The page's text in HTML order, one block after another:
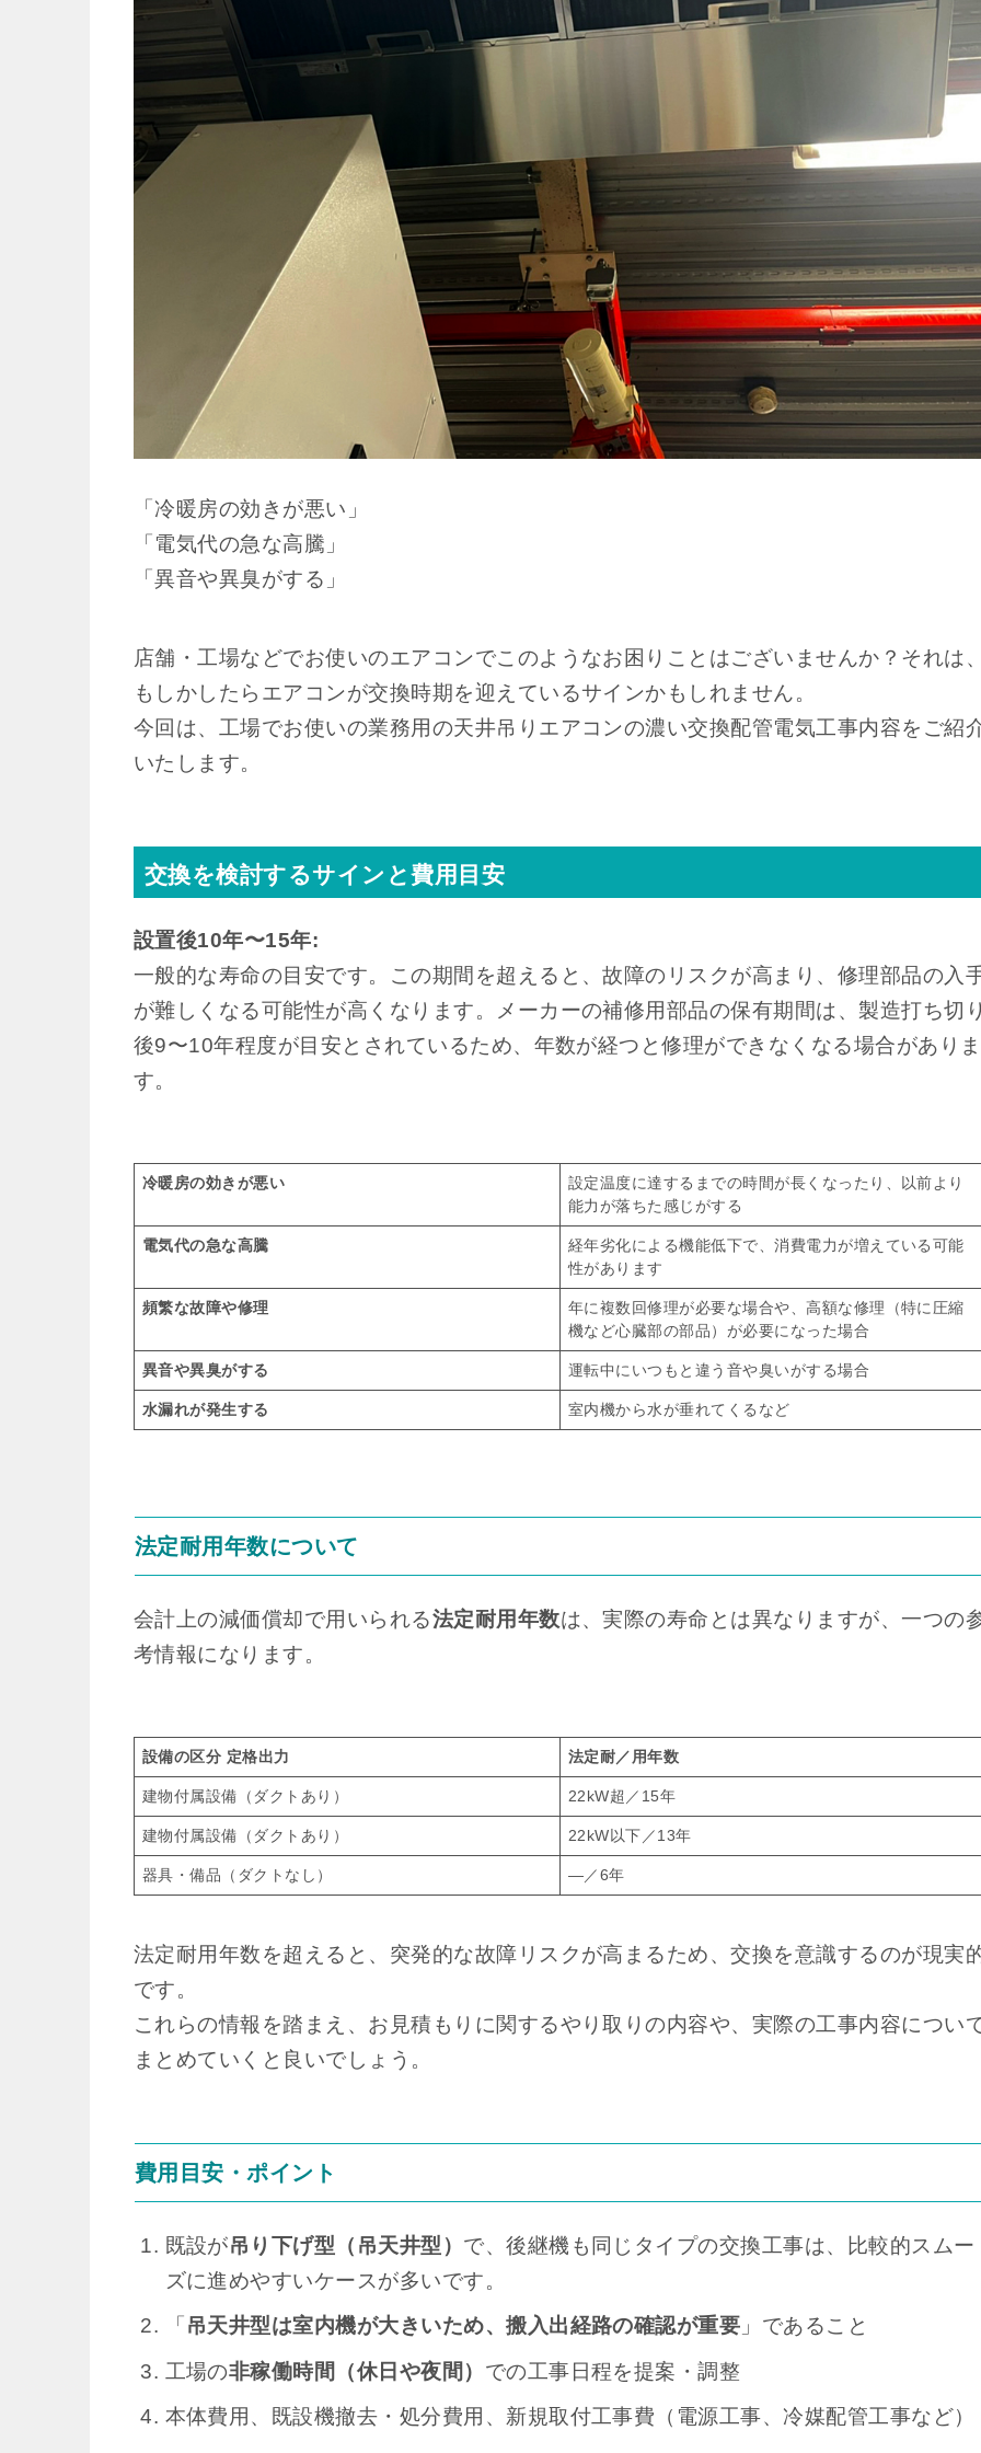
「冷暖房の効きが悪い」
「電気代の急な高騰」
「異音や異臭がする」
店舗・工場などでお使いのエアコンでこのようなお困りことはございませんか？それは
もしかしたらエアコンが交換時期を迎えているサインかもしれません。
今回は、工場でお使いの業務用の天井吊りエアコンの濃い交換配管電気工事内容をご紹
いたします。
交換を検討するサインと費用目安
設置後10年〜15年:
一般的な寿命の目安です。この期間を超えると、故障のリスクが高まり、修理部品の入
が難しくなる可能性が高くなります。メーカーの補修用部品の保有期間は、製造打ち切
後9〜10年程度が目安とされているため、年数が経つと修理ができなくなる場合がありま
す。
冷暖房の効きが悪い
設定温度に達するまでの時間が長くなったり、以前より
能力が落ちた感じがする
電気代の急な高騰
経年劣化による機能低下で、消費電力が増えている可能
性があります
頻繁な故障や修理
年に複数回修理が必要な場合や、高額な修理（特に圧縮
機など心臓部の部品）が必要になった場合
異音や異臭がする 運転中にいつもと違う音や臭いがする場合
水漏れが発生する 室内機から水が垂れてくるなど
法定耐用年数について
会計上の減価償却で用いられる法定耐用年数は、実際の寿命とは異なりますが、一つの
考情報になります。
設備の区分 定格出力 法定耐／用年数
建物付属設備（ダクトあり） 22kW超／15年
建物付属設備（ダクトあり） 22kW以下／13年
器具・備品（ダクトなし） —／6年
法定耐用年数を超えると、突発的な故障リスクが高まるため、交換を意識するのが現実
です。
これらの情報を踏まえ、お見積もりに関するやり取りの内容や、実際の工事内容につい
まとめていくと良いでしょう。
費用目安・ポイント
既設が吊り下げ型（吊天井型） で、後継機も同じタイプの交換工事は、比較的スムー
ズに進めやすいケースが多いです。
「 吊天井型は室内機が大きいため、搬入出経路の確認が重要 」であること
工場の非稼働時間（休日や夜間） での工事日程を提案・調整
本体費用、既設機撤去・処分費用、新規取付工事費（電源工事、冷媒配管工事など）